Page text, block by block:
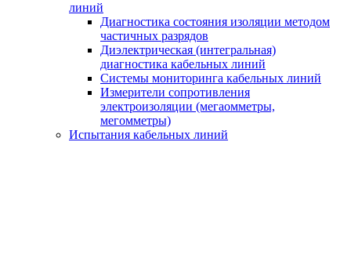
линий
Диагностика состояния изоляции методом
частичных разрядов
Диэлектрическая (интегральная)
диагностика кабельных линий
Системы мониторинга кабельных линий
Измерители сопротивления
электроизоляции (мегаомметры,
мегомметры)
Испытания кабельных линий